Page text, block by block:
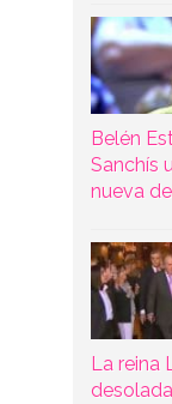
Belén
Sanchís
nueva
La reina